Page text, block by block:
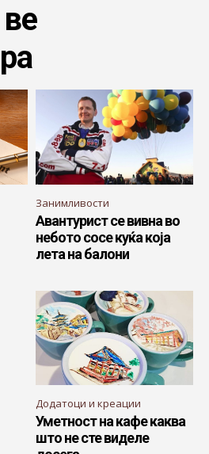
Занимливости
Авантурист се вивна во
небото сосе куќа која
лета на балони
Додатоци и креации
Уметност на кафе каква
што не сте виделе